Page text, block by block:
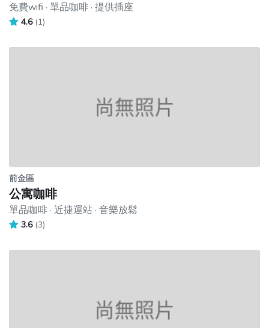
免費wifi · 單品咖啡 · 提供插座
4.6 (1)
前金區
公寓咖啡
單品咖啡 · 近捷運站 · 音樂放鬆
3.6 (3)